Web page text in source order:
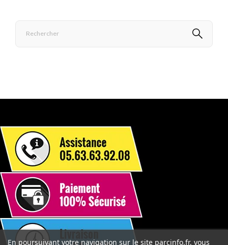
En poursuivant votre navigation sur le site parcinfo.fr, vous